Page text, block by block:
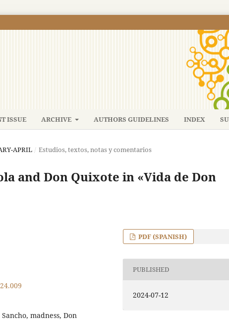
ISSUE ARCHIVE AUTHORS GUIDELINES INDEX
APRIL / Estudios, textos, notas y comentarios
and Don Quixote in «Vida de Don
madness, Don
PDF (SPANISH)
PUBLISHED
2024-07-12